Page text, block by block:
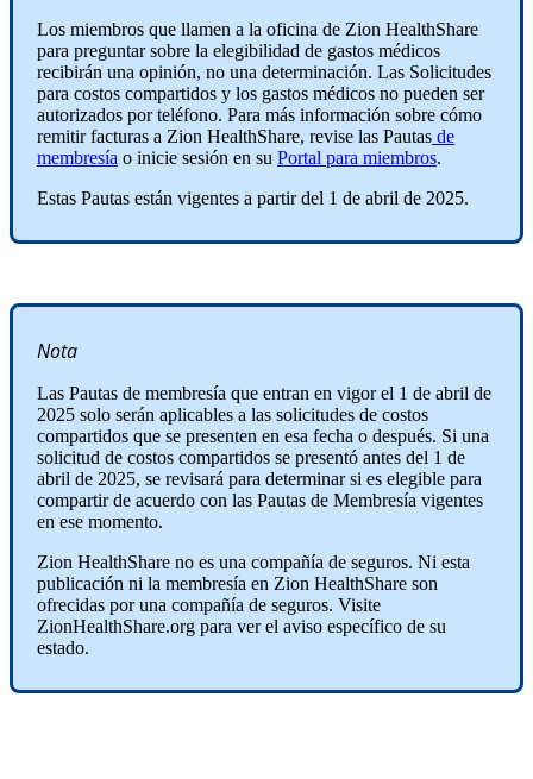
Los miembros que llamen a la oficina de Zion HealthShare
para preguntar sobre la elegibilidad de gastos médicos
recibirán una opinión, no una determinación. Las Solicitudes
para costos compartidos y los gastos médicos no pueden ser
autorizados por teléfono. Para más información sobre cómo
remitir facturas a Zion HealthShare, revise las Pautas de
membresía o inicie sesión en su Portal para miembros.
Estas Pautas están vigentes a partir del 1 de abril de 2025.
Nota
Las Pautas de membresía que entran en vigor el 1 de abril de
2025 solo serán aplicables a las solicitudes de costos
compartidos que se presenten en esa fecha o después. Si una
solicitud de costos compartidos se presentó antes del 1 de
abril de 2025, se revisará para determinar si es elegible para
compartir de acuerdo con las Pautas de Membresía vigentes
en ese momento.
Zion HealthShare no es una compañía de seguros. Ni esta
publicación ni la membresía en Zion HealthShare son
ofrecidas por una compañía de seguros. Visite
ZionHealthShare.org para ver el aviso específico de su
estado.